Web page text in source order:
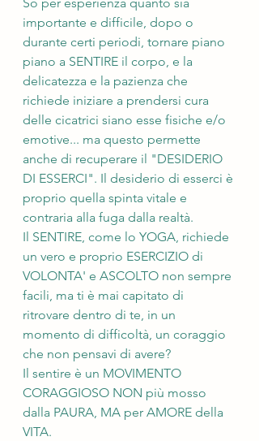
importante e difficile, dopo o
durante certi periodi, tornare piano
piano a SENTIRE il corpo, e la
delicatezza e la pazienza che
richiede iniziare a prendersi cura
delle cicatrici siano esse fisiche e/o
emotive... ma questo permette
anche di recuperare il "DESIDERIO
DI ESSERCI". Il desiderio di esserci è
proprio quella spinta vitale e
contraria alla fuga dalla realtà.
Il SENTIRE, come lo YOGA, richiede
un vero e proprio ESERCIZIO di
VOLONTA' e ASCOLTO non sempre
facili, ma ti è mai capitato di
ritrovare dentro di te, in un
momento di difficoltà, un coraggio
che non pensavi di avere?
Il sentire è un MOVIMENTO
CORAGGIOSO NON più mosso
dalla PAURA, MA per AMORE della
VITA.